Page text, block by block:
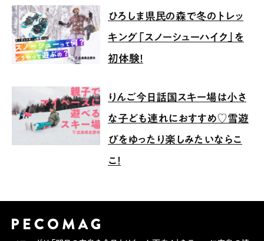
ひろしま県民の森で冬のトレッ
キング「スノーシューハイク」を
初体験！
りんご今日話国スキー場は小さ
な子ども連れにおすすめ♡雪遊
びをゆったり楽しみたいならこ
こ！